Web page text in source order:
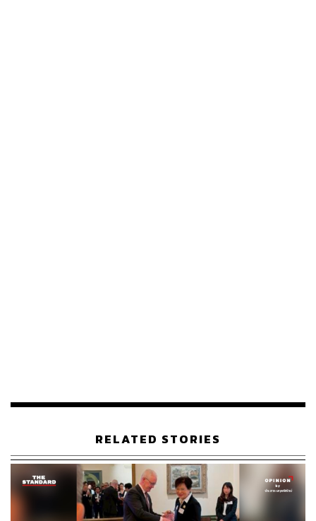
333
ABOUT THE AUTHOR
RELATED STORIES